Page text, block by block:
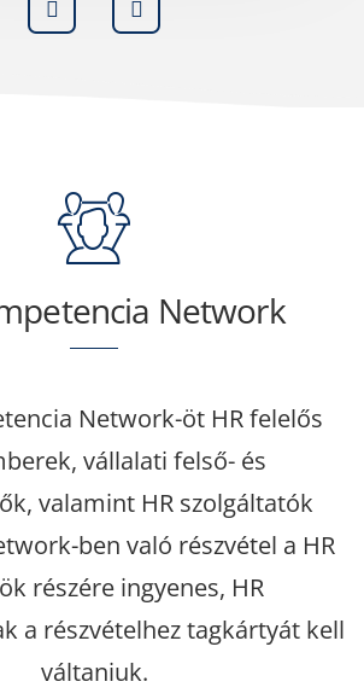
Network
Network-öt HR felelős
vállalati felső- és
valamint HR szolgáltatók
ben való részvétel a HR
részére ingyenes, HR
a részvételhez tagkártyát kell
váltaniuk.